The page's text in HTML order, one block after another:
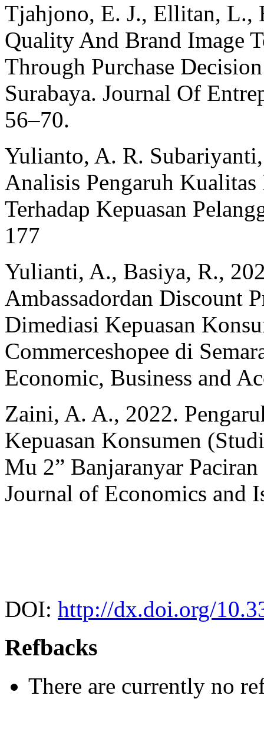
Tjahjono, E. J., Ellitan, L.,
Quality And Brand Image
Through Purchase
Surabaya. Journal Of
56–70.
Yulianto, A. R.
Analisis Pengaruh
Terhadap Kepuasan
177
Yulianti, A., Basiya, R.,
Ambassadordan Discount
Dimediasi Kepuasan
Commerceshopee di
Economic, Business and
Zaini, A. A., 2022.
Kepuasan Konsumen
Mu 2” Banjaranyar
Journal of Economics and
DOI: http://dx.doi.org/
Refbacks
There are currently no